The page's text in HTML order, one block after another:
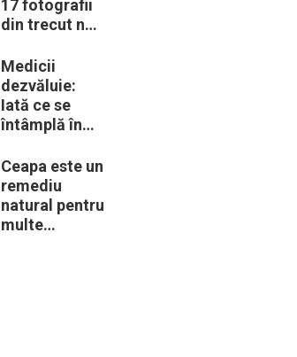
17 fotografii
din trecut ne
periculoase
erau unele
„obiceiuri” ale
vremii
Medicii
dezvăluie:
Iată ce se
întâmplă în
când începem
să mâncăm
câte două
ouă în fiecare
Ceapa este un
remediu
natural pentru
multe